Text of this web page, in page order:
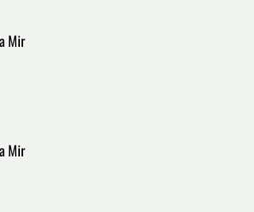
Mir
Mir